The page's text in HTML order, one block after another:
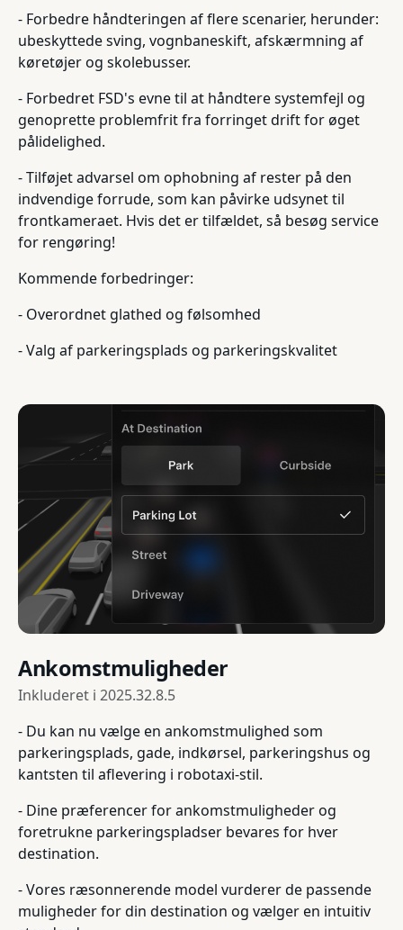
- Forbedre håndteringen af flere scenarier, herunder:
ubeskyttede sving, vognbaneskift, afskærmning af
køretøjer og skolebusser.
- Forbedret FSD's evne til at håndtere systemfejl og
genoprette problemfrit fra forringet drift for øget
pålidelighed.
- Tilføjet advarsel om ophobning af rester på den
indvendige forrude, som kan påvirke udsynet til
frontkameraet. Hvis det er tilfældet, så besøg service
for rengøring!
Kommende forbedringer:
- Overordnet glathed og følsomhed
- Valg af parkeringsplads og parkeringskvalitet
Ankomstmuligheder
Inkluderet i 2025.32.8.5
- Du kan nu vælge en ankomstmulighed som
parkeringsplads, gade, indkørsel, parkeringshus og
kantsten til aflevering i robotaxi-stil.
- Dine præferencer for ankomstmuligheder og
foretrukne parkeringspladser bevares for hver
destination.
- Vores ræsonnerende model vurderer de passende
muligheder for din destination og vælger en intuitiv